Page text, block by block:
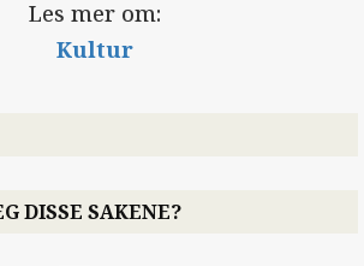
Les mer om:
Kultur
DISSE SAKENE?